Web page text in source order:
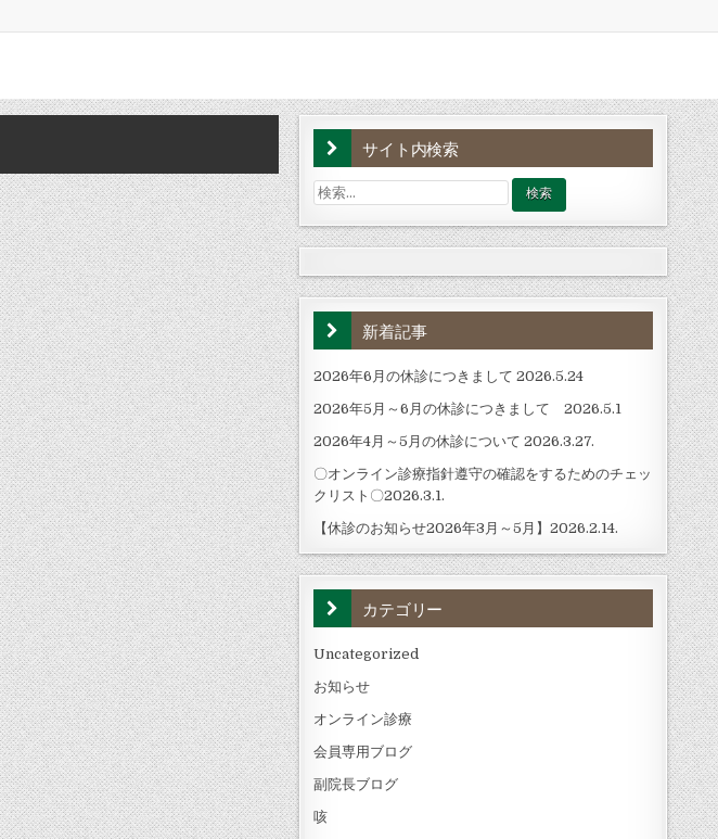
サイト内検索
検
索:
新着記事
2026年6月の休診につきまして 2026.5.24
2026年5月～6月の休診につきまして 2026.5.1
2026年4月～5月の休診について 2026.3.27.
〇オンライン診療指針遵守の確認をするためのチェッ
クリスト〇2026.3.1.
【休診のお知らせ2026年3月～5月】2026.2.14.
カテゴリー
Uncategorized
お知らせ
オンライン診療
会員専用ブログ
副院長ブログ
咳